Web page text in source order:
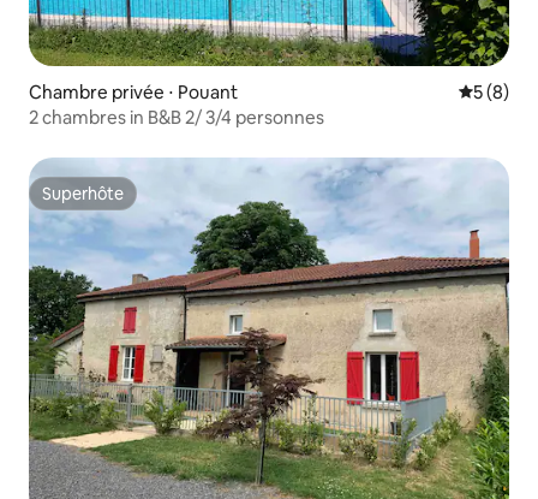
Chambre privée ⋅ Pouant
5 (8)
2 chambres in B&B 2/ 3/4 personnes
Superhôte
Superhôte